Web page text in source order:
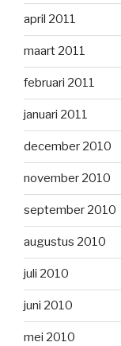
april 2011
maart 2011
februari 2011
januari 2011
december 2010
november 2010
september 2010
augustus 2010
juli 2010
juni 2010
mei 2010